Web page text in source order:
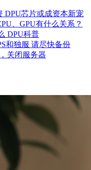
DPU芯片或成资本新宠
、GPU有什么关系？
DPU科普
和独服 请尽快备份
关闭服务器